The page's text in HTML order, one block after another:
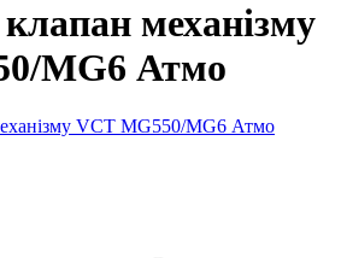
механізму
MG6 Атмо